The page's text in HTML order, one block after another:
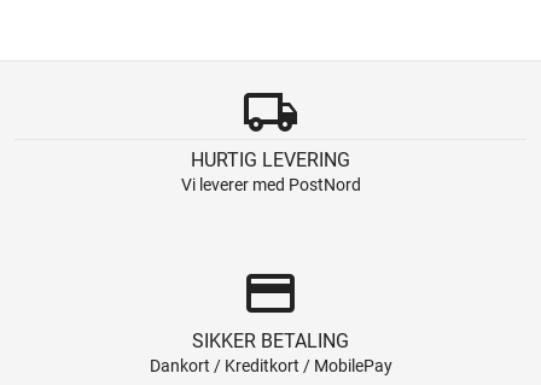
local_shipping
HURTIG LEVERING
Vi leverer med PostNord
credit_card
SIKKER BETALING
Dankort / Kreditkort / MobilePay